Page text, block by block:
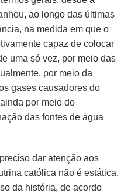
ao longo das últimas
na medida em que o
capaz de colocar
uma só vez, por meio das
por meio da
gases causadores do
por meio do
das fontes de água
dar atenção aos
católica não é estática.
da história, de acordo